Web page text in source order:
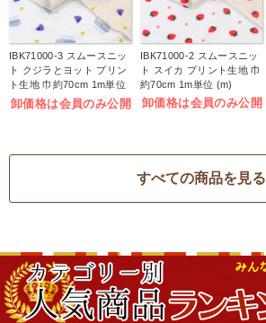
IBK71000-3 スムースニッ
ト クジラとヨット プリン
ト生地 巾約70cm 1m単位
(m)
卸価格は会員のみ公開
IBK71000-2 スムースニッ
ト スイカ プリント生地 巾
約70cm 1m単位 (m)
卸価格は会員のみ公開
すべての商品を見る